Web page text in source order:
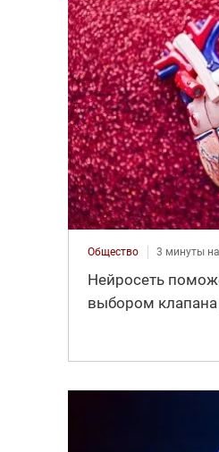
Общество 3 минуты
Нейросеть
выбором клапана